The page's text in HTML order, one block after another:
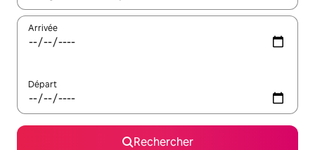
Arrivée
Départ
Rechercher